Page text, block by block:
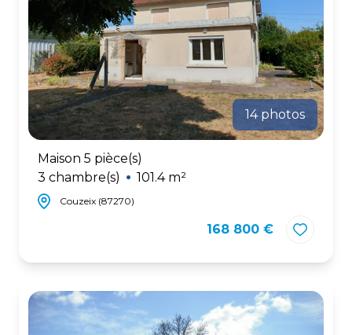
14 photos
Maison 5 pièce(s)
3 chambre(s)
101.4 m²
Couzeix (87270)
168 800 €